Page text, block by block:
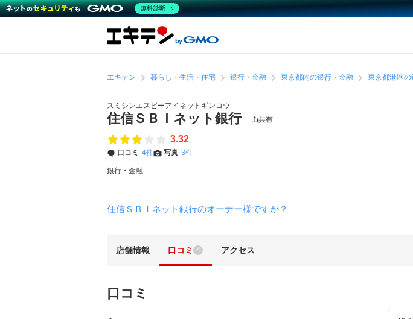
エキテン 暮らし・生活・住宅 銀行・金融 東京都内の銀行・金融 東京都港区
スミシンエスビーアイネットギンコウ
住信ＳＢＩネット銀行 共有
3.32
口コミ 4件 写真 3件
銀行・金融
住信ＳＢＩネット銀行のオーナー様ですか？
店舗情報 口コミ 4 アクセス
口コミ
無料診断